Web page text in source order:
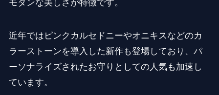
モダンな美しさが特徴です。
近年ではピンクカルセドニーやオニキスなどのカ
ラーストーンを導入した新作も登場しており、パ
ーソナライズされたお守りとしての人気も加速し
ています。